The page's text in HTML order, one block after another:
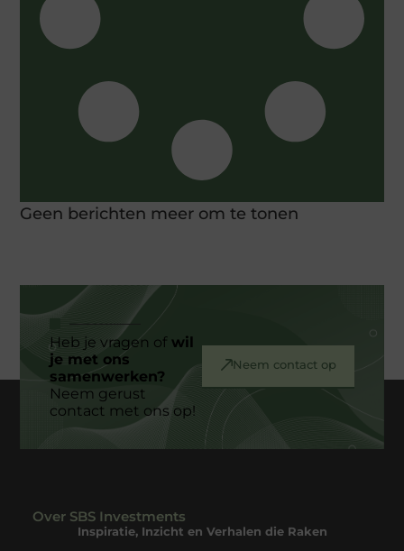
Geen berichten meer om te tonen
Heb je vragen ofwil
je met ons
samenwerken?
Neem gerust
contact met ons op!
Neem contact op
Over SBS Investments
Inspiratie, Inzicht en Verhalen die Raken